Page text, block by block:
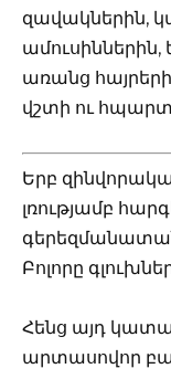
զավակներին,
ամուսիններին,
առանց
վշտի ու
Երբ
լռությամբ
Բոլորը
Հենց այդ
արտասովոր